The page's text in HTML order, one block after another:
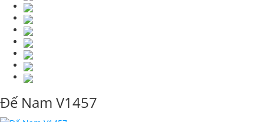
Đế Nam V1457